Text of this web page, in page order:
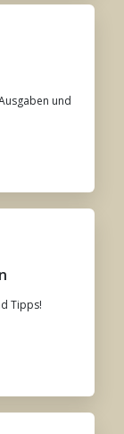
und
Tipps!